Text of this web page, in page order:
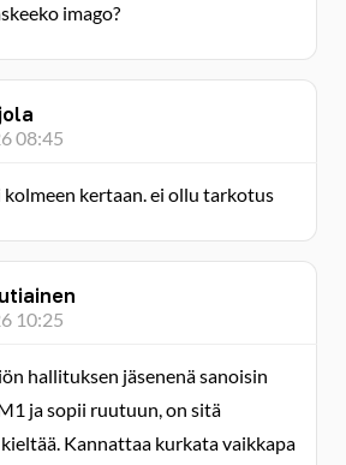
imago?
08:45
kertaan. ei ollu tarkotus
10:25
hallituksen jäsenenä sanoisin
ja sopii ruutuun, on sitä
Kannattaa kurkata vaikkapa